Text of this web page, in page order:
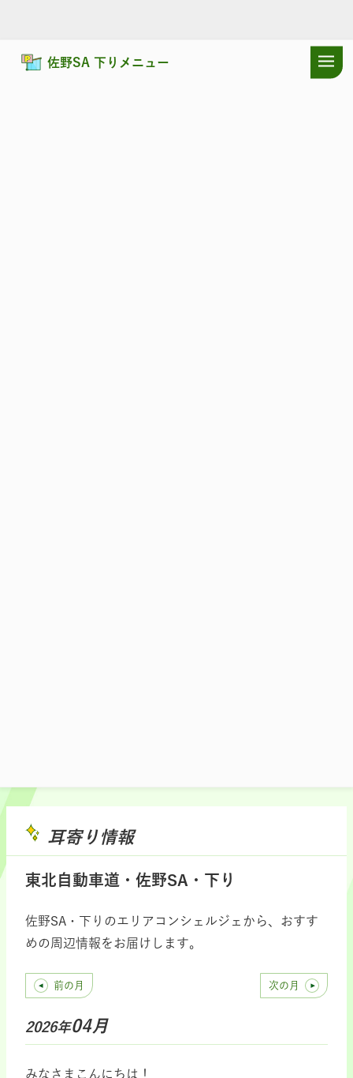
佐野SA 下りメニュー
耳寄り情報
東北自動車道・佐野SA・下り
佐野SA・下りのエリアコンシェルジェから、おすす
めの周辺情報をお届けします。
前の月 次の月
2026年04月
みなさまこんにちは！